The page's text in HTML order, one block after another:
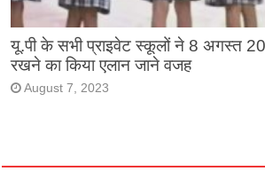
यू.पी के सभी प्राइवेट स्कूलों ने 8 अगस्त
रखने का किया एलान जाने वजह
August 7, 2023